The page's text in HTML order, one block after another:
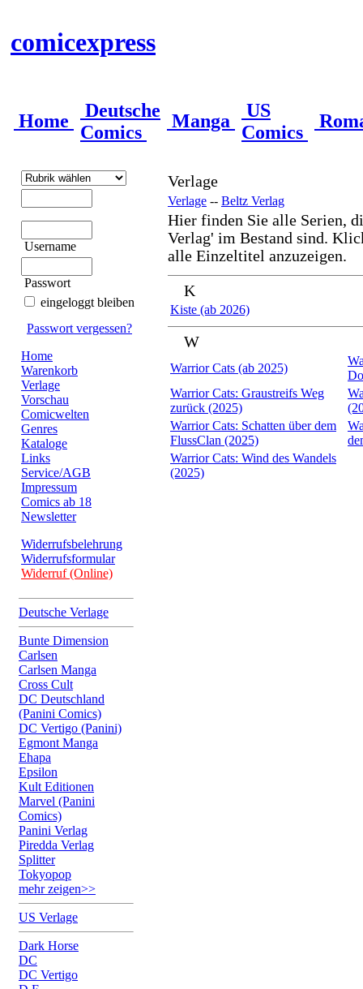
comicexpress
Home
Deutsche
Comics
Manga
US
Comics
Username
Passwort
eingeloggt bleiben
Passwort vergessen?
Home
Warenkorb
Verlage
Vorschau
Comicwelten
Genres
Kataloge
Links
Service/AGB
Impressum
Comics ab 18
Newsletter
Widerrufsbelehrung
Widerrufsformular
Widerruf (Online)
Deutsche Verlage
Bunte Dimension
Carlsen
Carlsen Manga
Cross Cult
DC Deutschland
(Panini Comics)
DC Vertigo (Panini)
Egmont Manga
Ehapa
Epsilon
Kult Editionen
Marvel (Panini
Comics)
Panini Verlag
Piredda Verlag
Splitter
Tokyopop
mehr zeigen>>
US Verlage
Dark Horse
DC
DC Vertigo
Verlage
Verlage -- Beltz Verlag
Hier finden Sie alle Serien,
Verlag' im Bestand sind.
alle Einzeltitel anzuzeigen.
K
Kiste (ab 2026)
W
Warrior Cats (ab 2025)
Warrior Cats: Graustreifs Weg
zurück (2025)
Warrior Cats: Schatten über dem
FlussClan (2025)
Warrior Cats: Wind des Wandels
(2025)